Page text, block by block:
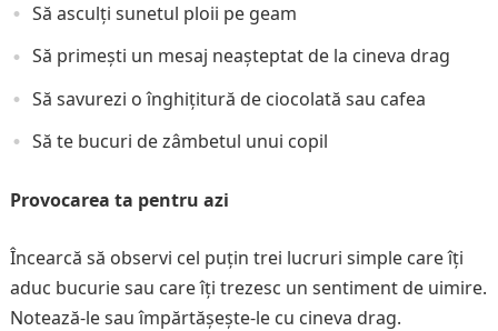
Să asculți sunetul ploii pe geam
Să primești un mesaj neașteptat de la cineva drag
Să savurezi o înghițitură de ciocolată sau cafea
Să te bucuri de zâmbetul unui copil
Provocarea ta pentru azi
Încearcă să observi cel puțin trei lucruri simple care îți
aduc bucurie sau care îți trezesc un sentiment de uimire.
Notează-le sau împărtășește-le cu cineva drag.